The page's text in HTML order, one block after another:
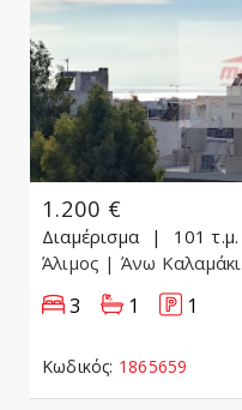
1.200 €
Διαμέρισμα
101 τ.μ.
Άλιμος | Άνω Καλαμάκι
3 1 1
Κωδικός: 1865659